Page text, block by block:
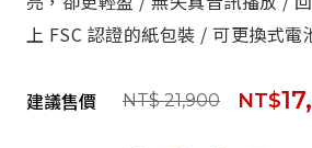
上 FSC 認證的紙包裝 / 可更換式電
建議售價 NT$ 21,900 NT$